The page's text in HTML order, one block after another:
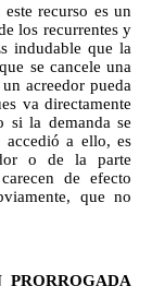
recurso es un
los recurrentes y
indudable que la
se cancele una
acreedor pueda
va directamente
si la demanda se
a ello, es
o de la parte
de efecto
que no